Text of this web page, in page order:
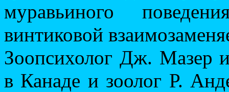
муравьиного
винтиковой
Зоопсихолог Дж. Мазер
в Канаде и зоолог Р.